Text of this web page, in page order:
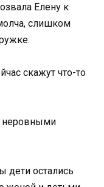
Елену к
слишком
скажут что-то
неровными
дети остались